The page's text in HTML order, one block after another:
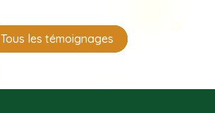
Tous les témoignages